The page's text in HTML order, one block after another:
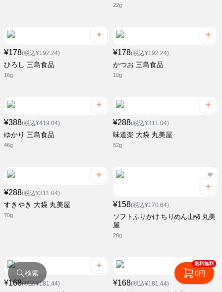
22g
¥178(税込¥192.24)
ひろし 三島食品
16g
¥178(税込¥192.24)
かつお 三島食品
10g
¥388(税込¥419.04)
ゆかり 三島食品
46g
¥288(税込¥311.04)
味道楽 大袋 丸美屋
52g
¥288(税込¥311.04)
すきやき 大袋 丸美屋
70g
¥158(税込¥170.64)
ソフトふりかけ ちりめん山椒 丸美
屋
28g
¥168(税込¥181.44) ¥168(税込¥181.44)
検索
送料無料
0円